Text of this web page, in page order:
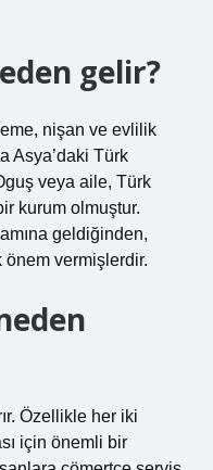
gelir?
nişan ve evlilik
Asya’daki Türk
veya aile, Türk
kurum olmuştur.
geldiğinden,
vermişlerdir.
Özellikle her iki
için önemli bir